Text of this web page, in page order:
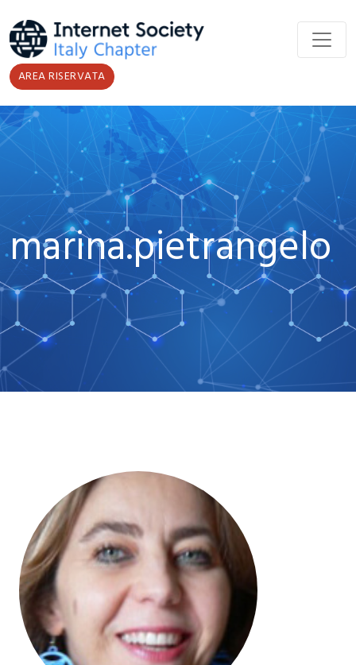
AREA RISERVATA
marina.pietrangelo